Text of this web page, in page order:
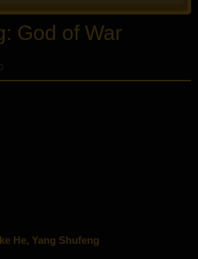
God of War
He, Yang Shufeng